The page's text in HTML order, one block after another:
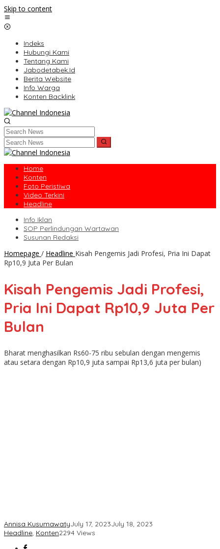
Skip to content
Indeks
Hubungi Kami
Tentang Kami
Jabodetabek.Id
Berita Website
Info Warga
Konten Backlink
Home
Konten
Foto Peristiwa
Video Terkini
Headline
Info Iklan
SOP Perlindungan Wartawan
Susunan Redaksi
Homepage / Headline Kisah Pengemis Jadi Profesi, Pria Ini Dapat
Rp10,9 Juta Per Bulan
Kisah Pengemis Jadi Profesi,
Pria Ini Dapat Rp10,9 Juta Per
Bulan
Bharat menghasilkan Rs60-75 ribu sebulan dengan mengemis
atau setara dengan Rp10,9 juta sampai Rp13,6 juta per bulan)
Annisa KusumawatyJuly 17, 2023July 18, 2023
Headline, Konten2294 Views